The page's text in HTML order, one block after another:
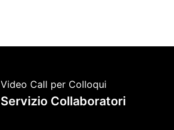
Video Call per Colloqui
Servizio Collaboratori